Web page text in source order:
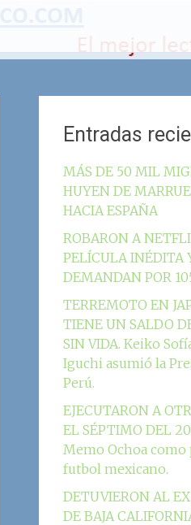
Entradas
MÁS DE 50 MIL
HUYEN DE
HACIA ESPAÑA
ROBARON A
PELÍCULA INÉDITA
DEMANDAN POR
TERREMOTO EN
TIENE UN SALDO
SIN VIDA. Keiko
Iguchi asumió la
Perú.
EJECUTARON A
EL SÉPTIMO DEL
Memo Ochoa
futbol mexicano.
DETUVIERON AL
DE BAJA